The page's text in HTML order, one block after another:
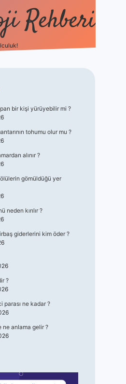
Rehberi
bir kişi yürüyebilir mi ?
tohumu olur mu ?
alınır ?
gömüldüğü yer
neden kırılır ?
giderlerini kim öder ?
?
parası ne kadar ?
anlama gelir ?